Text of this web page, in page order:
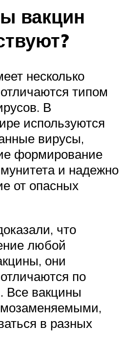
вакцин
несколько
типом
В
используются
вирусы,
формирование
и надежно
от опасных
что
любой
они
по
Все вакцины
в разных